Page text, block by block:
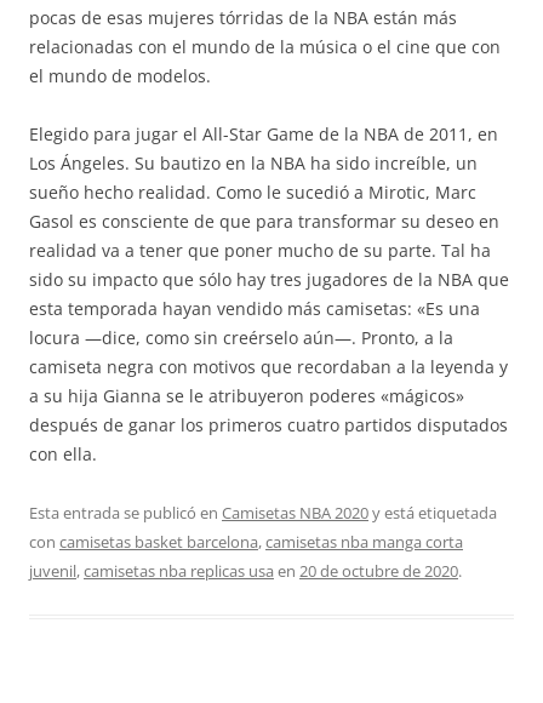
pocas de esas mujeres tórridas de la NBA están más
relacionadas con el mundo de la música o el cine que con
el mundo de modelos.
Elegido para jugar el All-Star Game de la NBA de 2011, en
Los Ángeles. Su bautizo en la NBA ha sido increíble, un
sueño hecho realidad. Como le sucedió a Mirotic, Marc
Gasol es consciente de que para transformar su deseo en
realidad va a tener que poner mucho de su parte. Tal ha
sido su impacto que sólo hay tres jugadores de la NBA que
esta temporada hayan vendido más camisetas: «Es una
locura —dice, como sin creérselo aún—. Pronto, a la
camiseta negra con motivos que recordaban a la leyenda y
a su hija Gianna se le atribuyeron poderes «mágicos»
después de ganar los primeros cuatro partidos disputados
con ella.
Esta entrada se publicó en Camisetas NBA 2020y está etiquetada
con camisetas basket barcelona,camisetas nba manga corta
juvenil,camisetas nba replicas usa en 20 de octubre de 2020.